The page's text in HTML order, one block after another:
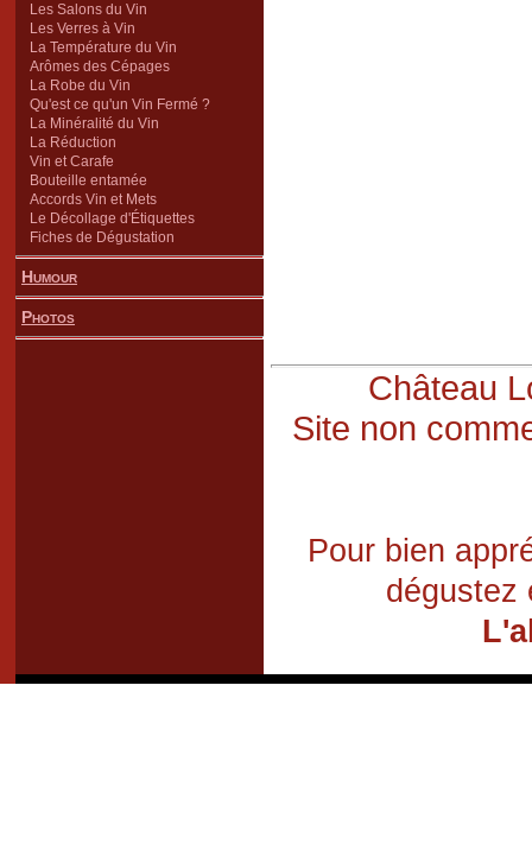
Les Salons du Vin
Les Verres à Vin
La Température du Vin
Arômes des Cépages
La Robe du Vin
Qu'est ce qu'un Vin Fermé ?
La Minéralité du Vin
La Réduction
Vin et Carafe
Bouteille entamée
Accords Vin et Mets
Le Décollage d'Étiquettes
Fiches de Dégustation
Humour
Photos
Château
Site non
Pour bien
dégustez